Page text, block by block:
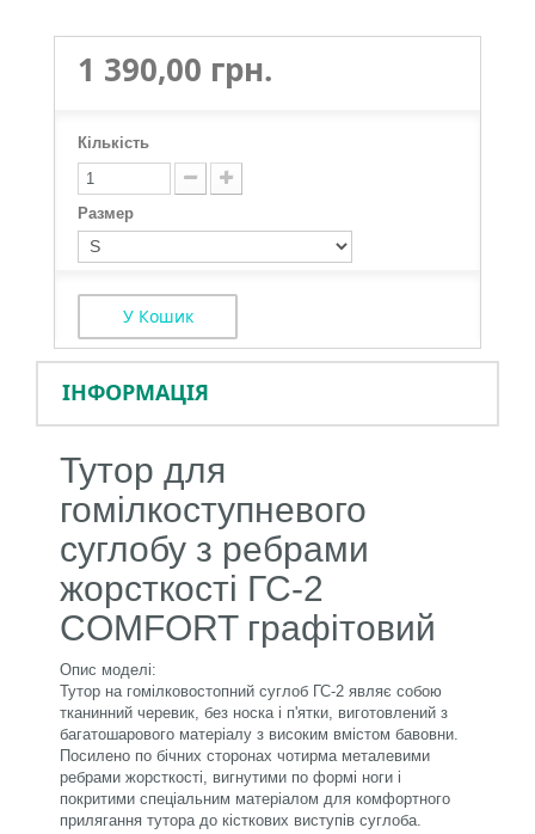
1 390,00 грн.
Кількість
Размер
У Кошик
ІНФОРМАЦІЯ
Тутор для
гомілкоступневого
суглобу з ребрами
жорсткості ГС-2
COMFORT графітовий
Опис моделі:
Тутор на гомілковостопний суглоб ГС-2 являє собою
тканинний черевик, без носка і п'ятки, виготовлений з
багатошарового матеріалу з високим вмістом бавовни.
Посилено по бічних сторонах чотирма металевими
ребрами жорсткості, вигнутими по формі ноги і
покритими спеціальним матеріалом для комфортного
прилягання тутора до кісткових виступів суглоба.